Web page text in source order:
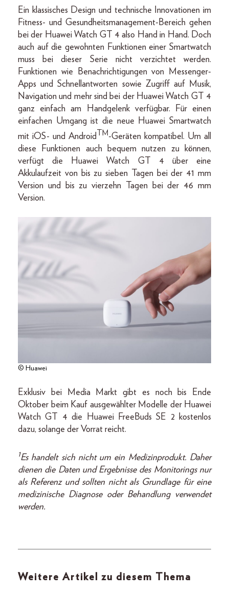
Ein klassisches Design und technische Innovationen im
Fitness- und Gesundheitsmanagement-Bereich gehen
bei der Huawei Watch GT 4 also Hand in Hand. Doch
auch auf die gewohnten Funktionen einer Smartwatch
muss bei dieser Serie nicht verzichtet werden.
Funktionen wie Benachrichtigungen von Messenger-
Apps und Schnellantworten sowie Zugriff auf Musik,
Navigation und mehr sind bei der Huawei Watch GT 4
ganz einfach am Handgelenk verfügbar. Für einen
einfachen Umgang ist die neue Huawei Smartwatch
mit iOS- und Android
TM -Geräten kompatibel. Um all
diese Funktionen auch bequem nutzen zu können,
verfügt die Huawei Watch GT 4 über eine
Akkulaufzeit von bis zu sieben Tagen bei der 41 mm
Version und bis zu vierzehn Tagen bei der 46 mm
Version.
© Huawei
Exklusiv bei Media Markt gibt es noch bis Ende
Oktober beim Kauf ausgewählter Modelle der Huawei
Watch GT 4 die Huawei FreeBuds SE 2 kostenlos
dazu, solange der Vorrat reicht.
1Es handelt sich nicht um ein Medizinprodukt. Daher
dienen die Daten und Ergebnisse des Monitorings nur
als Referenz und sollten nicht als Grundlage für eine
medizinische Diagnose oder Behandlung verwendet
werden.
Weitere Artikel zu diesem Thema